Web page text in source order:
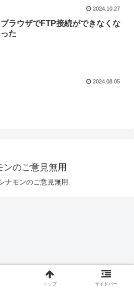
2024.10.27
ブラウザでFTP接続ができなくな
った
2024.08.05
ンのご意見無用
ナモンのご意見無用.
トップ サイドバー